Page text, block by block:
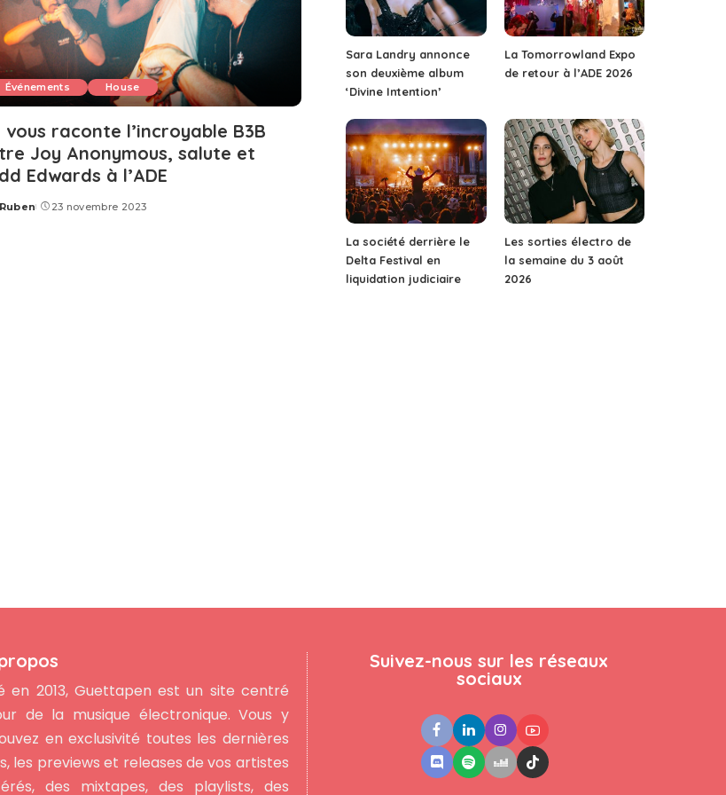
Événements House
vous raconte l’incroyable B3B
Joy Anonymous, salute et
Edwards à l’ADE
Ruben 23 novembre 2023
Sara Landry annonce
son deuxième album
‘Divine Intention’
La Tomorrowland Expo
de retour à l’ADE 2026
La société derrière le
Delta Festival en
liquidation judiciaire
Les sorties électro de
la semaine du 3 août
2026
en 2013, Guettapen est un site centré
de la musique électronique. Vous y
en exclusivité toutes les dernières
les previews et releases de vos artistes
des mixtapes, des playlists, des
Suivez-nous sur les réseaux
sociaux